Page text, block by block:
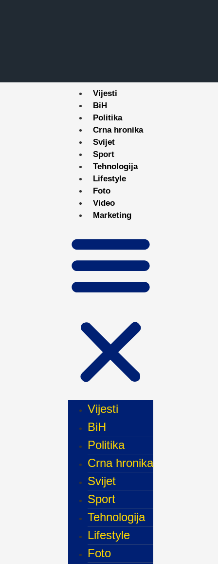
Vijesti
BiH
Politika
Crna hronika
Svijet
Sport
Tehnologija
Lifestyle
Foto
Video
Marketing
Vijesti
BiH
Politika
Crna hronika
Svijet
Sport
Tehnologija
Lifestyle
Foto